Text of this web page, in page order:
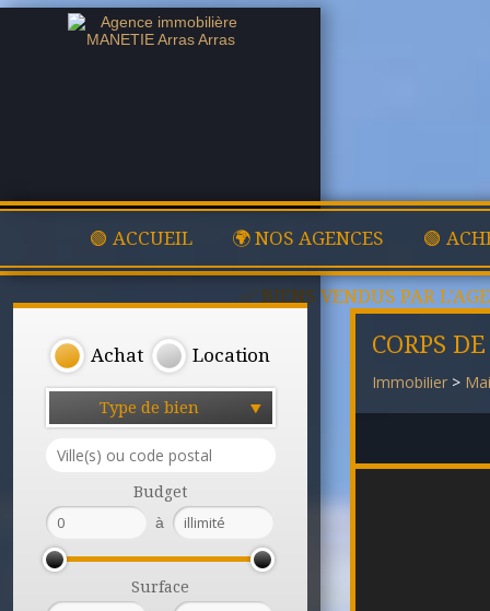
🟢 ACCUEIL 🌍 NOS AGENCES 🟢
✅ BIENS VENDUS PAR
Achat Location
Type de bien
Budget
à
Surface
CORPS
Immobilier >